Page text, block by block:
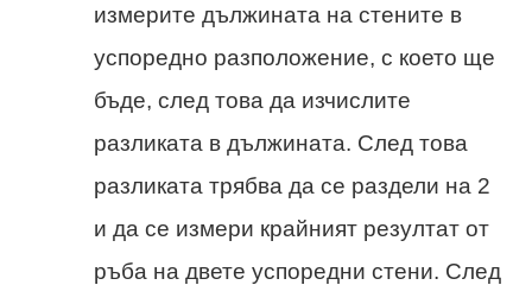
измерите дължината на стените в
успоредно разположение, с което ще
бъде, след това да изчислите
разликата в дължината. След това
разликата трябва да се раздели на 2
и да се измери крайният резултат от
ръба на двете успоредни стени. След